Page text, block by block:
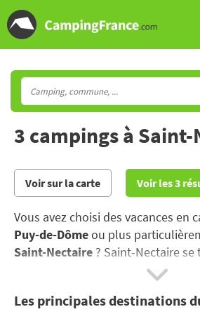
3 campings à
Voir sur la carte Voir les 3
Vous avez choisi des vacances en
Puy-de-Dômeou plus
Saint-Nectaire ? Saint-Nectaire
de Vulcania, le fameux parc
Les principales destinations